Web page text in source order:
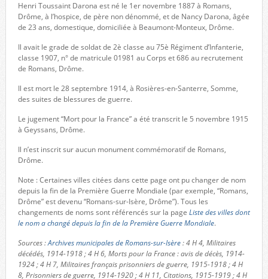
Henri Toussaint Darona est né le 1er novembre 1887 à Romans,
Drôme, à l’hospice, de père non dénommé, et de Nancy Darona, âgée
de 23 ans, domestique, domiciliée à Beaumont-Monteux, Drôme.
Il avait le grade de soldat de 2è classe au 75è Régiment d’Infanterie,
classe 1907, n° de matricule 01981 au Corps et 686 au recrutement
de Romans, Drôme.
Il est mort le 28 septembre 1914, à Rosières-en-Santerre, Somme,
des suites de blessures de guerre.
Le jugement “Mort pour la France” a été transcrit le 5 novembre 1915
à Geyssans, Drôme.
Il n’est inscrit sur aucun monument commémoratif de Romans,
Drôme.
Note : Certaines villes citées dans cette page ont pu changer de nom
depuis la fin de la Première Guerre Mondiale (par exemple, “Romans,
Drôme” est devenu “Romans-sur-Isère, Drôme”). Tous les
changements de noms sont référencés sur la page Liste des villes dont
le nom a changé depuis la fin de la Première Guerre Mondiale.
Sources :Archives municipales de Romans-sur-Isère: 4 H 4, Militaires
décédés, 1914-1918 ; 4 H 6, Morts pour la France : avis de décès, 1914-
1924 ; 4 H 7, Militaires français prisonniers de guerre, 1915-1918 ; 4 H
8, Prisonniers de guerre, 1914-1920 ; 4 H 11, Citations, 1915-1919 ; 4 H